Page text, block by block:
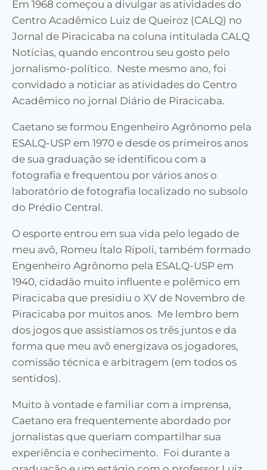
Em 1968 começou a divulgar as atividades do
Centro Acadêmico Luiz de Queiroz (CALQ) no
Jornal de Piracicaba na coluna intitulada CALQ
Notícias, quando encontrou seu gosto pelo
jornalismo-político. Neste mesmo ano, foi
convidado a noticiar as atividades do Centro
Acadêmico no jornal Diário de Piracicaba.
Caetano se formou Engenheiro Agrônomo pela
ESALQ-USP em 1970 e desde os primeiros anos
de sua graduação se identificou com a
fotografia e frequentou por vários anos o
laboratório de fotografia localizado no subsolo
do Prédio Central.
O esporte entrou em sua vida pelo legado de
meu avô, Romeu Ítalo Ripoli, também formado
Engenheiro Agrônomo pela ESALQ-USP em
1940, cidadão muito influente e polêmico em
Piracicaba que presidiu o XV de Novembro de
Piracicaba por muitos anos. Me lembro bem
dos jogos que assistíamos os três juntos e da
forma que meu avô energizava os jogadores,
comissão técnica e arbitragem (em todos os
sentidos).
Muito à vontade e familiar com a imprensa,
Caetano era frequentemente abordado por
jornalistas que queriam compartilhar sua
experiência e conhecimento. Foi durante a